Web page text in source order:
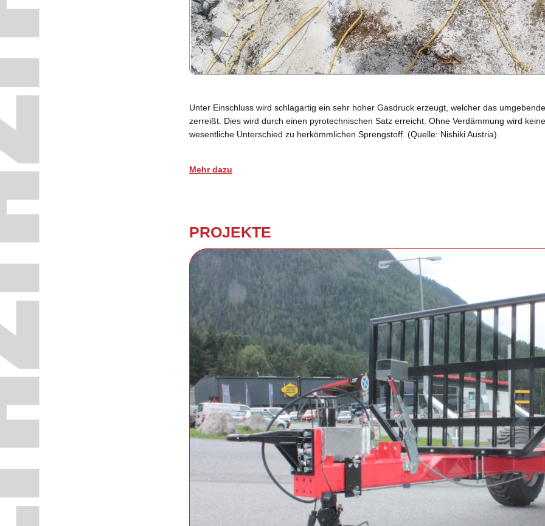
Unter Einschluss wird schlagartig ein sehr hoher Gasdruck erzeugt, welcher das
zerreißt. Dies wird durch einen pyrotechnischen Satz erreicht. Ohne Verdämmung wird
wesentliche Unterschied zu herkömmlichen Sprengstoff. (Quelle: Nishiki Austria)
Mehrdazu
PRO­JEK­TE